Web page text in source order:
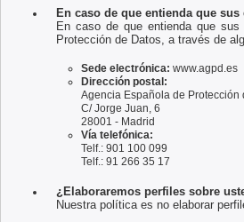
En caso de que entienda que
En caso de que entienda que
Protección de Datos, a través de
Sede electrónica: www.agpd.es
Dirección postal:
Agencia Española de Protección
C/ Jorge Juan, 6
28001 - Madrid
Vía telefónica:
Telf.: 901 100 099
Telf.: 91 266 35 17
¿Elaboraremos perfiles sobre
Nuestra política es no elaborar